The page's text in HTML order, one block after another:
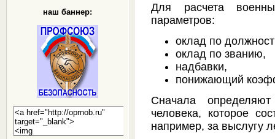
наш баннер:
Для расчета
параметров:
оклад по
оклад по званию,
надбавки,
понижающий
Сначала
человека, которое
например, за выслугу